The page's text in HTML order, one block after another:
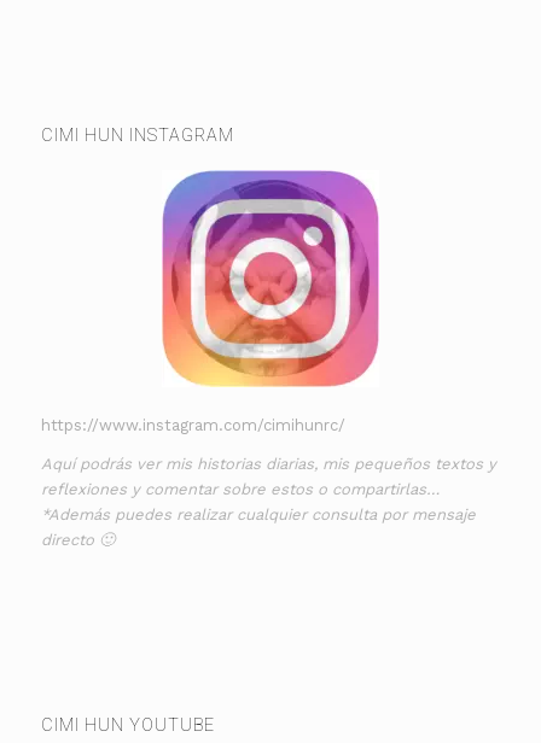
CIMI HUN INSTAGRAM
https://www.instagram.com/cimihunrc/
Aquí podrás ver mis historias diarias, mis pequeños textos y
reflexiones y comentar sobre estos o compartirlas…
*Además puedes realizar cualquier consulta por mensaje
directo 🙂
CIMI HUN YOUTUBE